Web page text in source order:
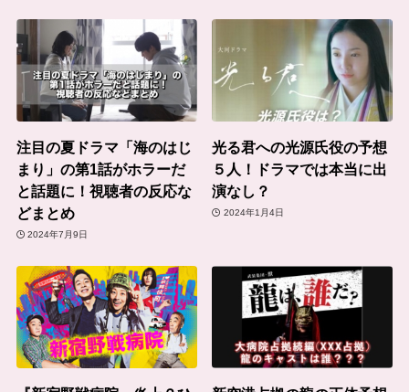
注目の夏ドラマ「海のはじ
まり」の第1話がホラーだ
と話題に！視聴者の反応な
どまとめ
2024年7月9日
光る君への光源氏役の予想
５人！ドラマでは本当に出
演なし？
2024年1月4日